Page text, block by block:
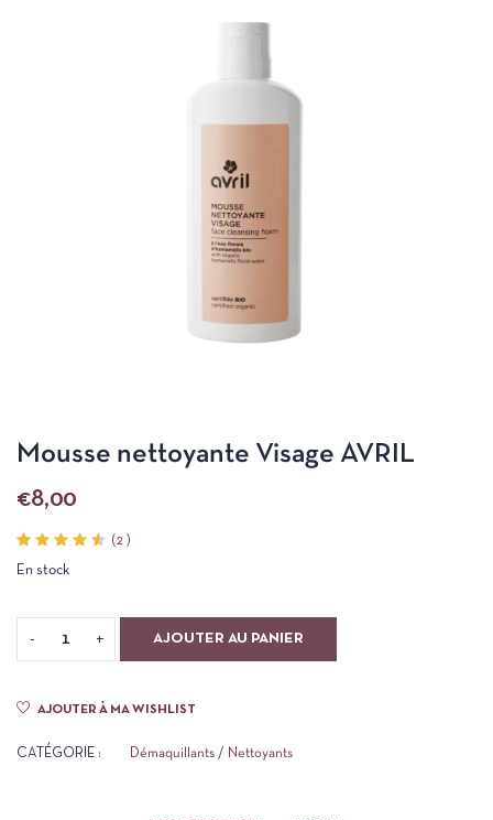
Mousse nettoyante Visage AVRIL
€8,00
4.50
sur
notations
(2 )
En stock
AJOUTER AU PANIER
AJOUTER À MA WISHLIST
CATÉGORIE : Démaquillants / Nettoyants